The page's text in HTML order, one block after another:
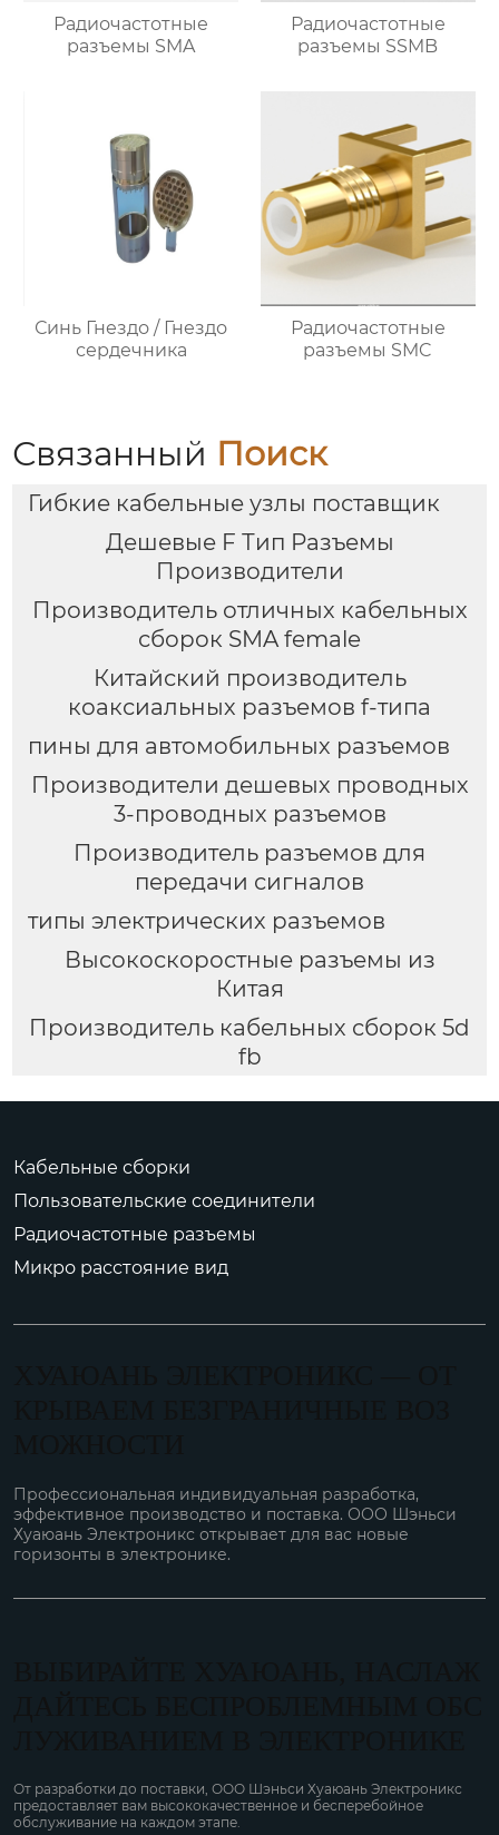
Радиочастотные
разъемы SMA
Радиочастотные
разъемы SSMB
Синь Гнездо / Гнездо
сердечника
Радиочастотные
разъемы SMC
Связанный Поиск
Гибкие кабельные узлы поставщик
Дешевые F Тип Разъемы
Производители
Производитель отличных кабельных
сборок SMA female
Китайский производитель
коаксиальных разъемов f-типа
пины для автомобильных разъемов
Производители дешевых проводных
3-проводных разъемов
Производитель разъемов для
передачи сигналов
типы электрических разъемов
Высокоскоростные разъемы из
Китая
Производитель кабельных сборок 5d
fb
Кабельные сборки
Пользовательские соединители
Радиочастотные разъемы
Микро расстояние вид
Профессиональная индивидуальная разработка,
эффективное производство и поставка. ООО Шэньси
Хуаюань Электроникс открывает для вас новые
горизонты в электронике.
От разработки до поставки, ООО Шэньси Хуаюань Электроникс
предоставляет вам высококачественное и бесперебойное
обслуживание на каждом этапе.